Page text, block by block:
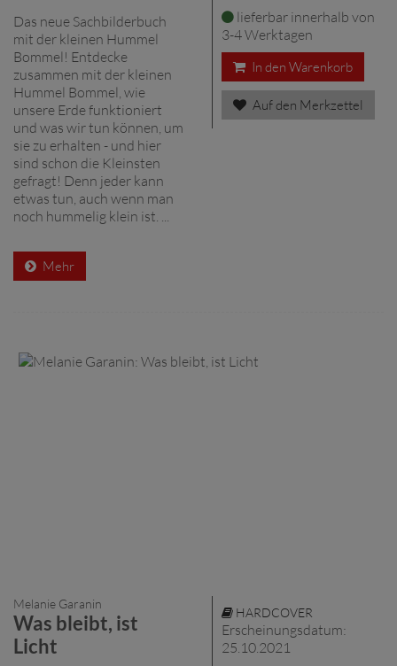
Das neue Sachbilderbuch
mit der kleinen Hummel
Bommel! Entdecke
zusammen mit der kleinen
Hummel Bommel, wie
unsere Erde funktioniert
und was wir tun können, um
sie zu erhalten - und hier
sind schon die Kleinsten
gefragt! Denn jeder kann
etwas tun, auch wenn man
noch hummelig klein ist. ...
Mehr
lieferbar innerhalb von
3-4 Werktagen
In den Warenkorb
Auf den Merkzettel
Melanie Garanin
Was bleibt, ist
Licht
HARDCOVER
Erscheinungsdatum:
25.10.2021